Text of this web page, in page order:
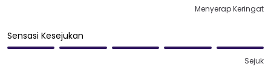
Menyerap Keringat
Sensasi Kesejukan
Sejuk